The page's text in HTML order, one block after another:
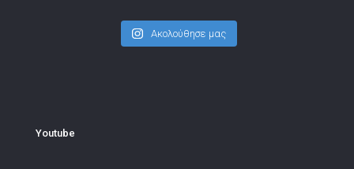
Ακολούθησε μας
Youtube